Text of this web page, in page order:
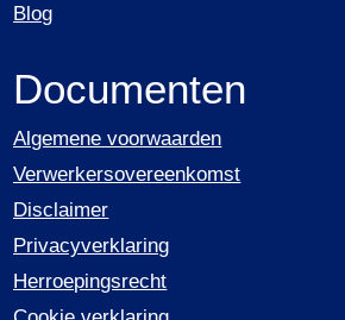
Blog
Documenten
Algemene voorwaarden
Verwerkersovereenkomst
Disclaimer
Privacyverklaring
Herroepingsrecht